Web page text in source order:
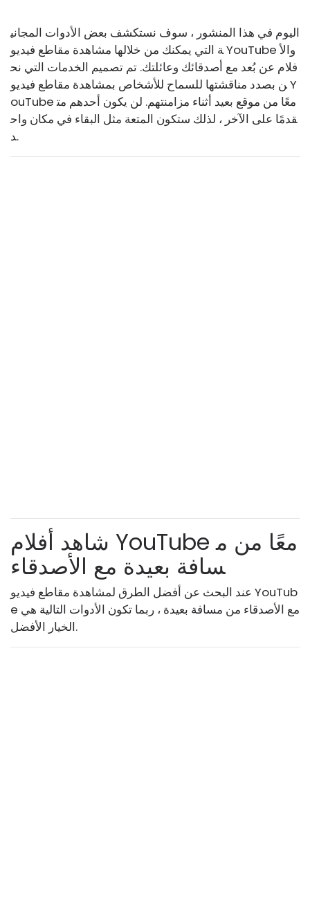
اليوم في هذا المنشور ، سوف نستكشف بعض الأدوات المجاني
ة التي يمكنك من خلالها مشاهدة مقاطع فيديو YouTube والأ
فلام عن بُعد مع أصدقائك وعائلتك. تم تصميم الخدمات التي نح
ن بصدد مناقشتها للسماح للأشخاص بمشاهدة مقاطع فيديو Y
ouTube معًا من موقع بعيد أثناء مزامنتهم. لن يكون أحدهم مت
قدمًا على الآخر ، لذلك ستكون المتعة مثل البقاء في مكان واح
د.
شاهد أفلام YouTube معًا من م
سافة بعيدة مع الأصدقاء
عند البحث عن أفضل الطرق لمشاهدة مقاطع فيديو YouTub
e مع الأصدقاء من مسافة بعيدة ، ربما تكون الأدوات التالية هي
الخيار الأفضل.